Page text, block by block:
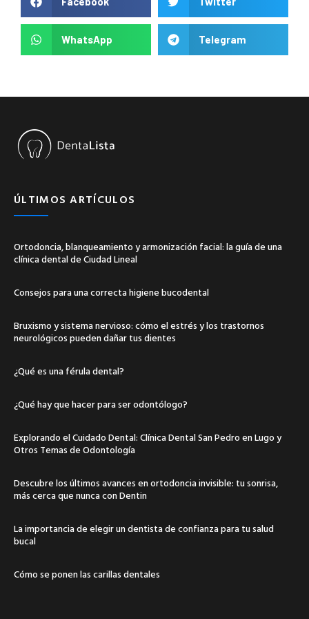
WhatsApp Telegram
ÚLTIMOS ARTÍCULOS
Ortodoncia, blanqueamiento y armonización facial: la guía de una
clínica dental de Ciudad Lineal
Consejos para una correcta higiene bucodental
Bruxismo y sistema nervioso: cómo el estrés y los trastornos
neurológicos pueden dañar tus dientes
¿Qué es una férula dental?
¿Qué hay que hacer para ser odontólogo?
Explorando el Cuidado Dental: Clínica Dental San Pedro en Lugo y
Otros Temas de Odontología
Descubre los últimos avances en ortodoncia invisible: tu sonrisa,
más cerca que nunca con Dentin
La importancia de elegir un dentista de confianza para tu salud
bucal
Cómo se ponen las carillas dentales